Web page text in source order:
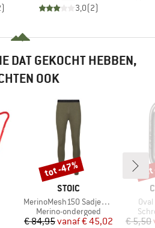
) 3,0(2)
DAT GEKOCHT HEBBEN,
OOK
prijs
MERK
STOIC
Artikel
MerinoMesh150 SadjemSt. Long Pants
Productgroep
Merino-ondergoed
Prijs
€ 84,95 Verlaagde prijs
vanaf€ 45,02
Korting
tot -47%
€ 5,50